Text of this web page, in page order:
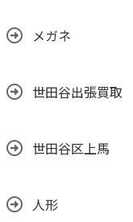
メガネ
世田谷出張買取
世田谷区上馬
人形